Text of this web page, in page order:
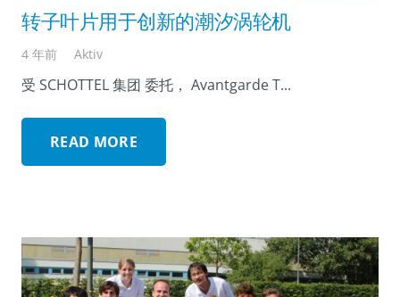
转子叶片用于创新的潮汐涡轮机
4 年前 Aktiv
受 SCHOTTEL 集团 委托， Avantgarde T...
READ MORE